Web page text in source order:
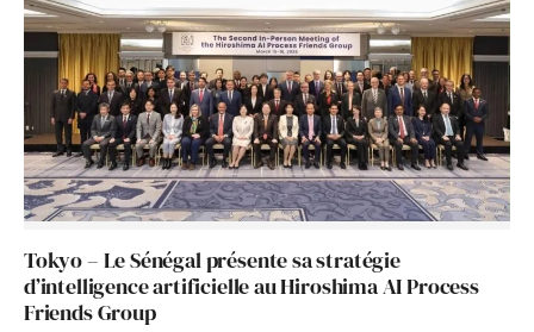
Tokyo – Le Sénégal présente sa stratégie
d’intelligence artificielle au Hiroshima AI Process
Friends Group